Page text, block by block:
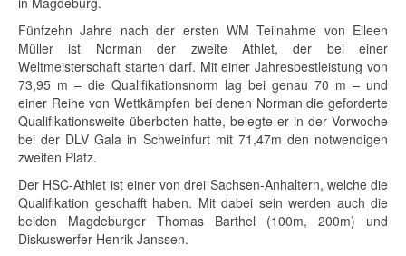
Fünfzehn Jahre nach der ersten WM Teilnahme von Eileen
Müller ist Norman der zweite Athlet, der bei einer
Weltmeisterschaft starten darf. Mit einer Jahresbestleistung von
73,95 m – die Qualifikationsnorm lag bei genau 70 m – und
einer Reihe von Wettkämpfen bei denen Norman die geforderte
Qualifikationsweite überboten hatte, belegte er in der Vorwoche
bei der DLV Gala in Schweinfurt mit 71,47m den notwendigen
zweiten Platz.
Der HSC-Athlet ist einer von drei Sachsen-Anhaltern, welche die
Qualifikation geschafft haben. Mit dabei sein werden auch die
beiden Magdeburger Thomas Barthel (100m, 200m) und
Diskuswerfer Henrik Janssen.